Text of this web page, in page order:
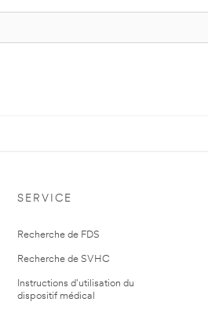
SERVICE
Recherche de FDS
Recherche de SVHC
Instructions d'utilisation du
dispositif médical